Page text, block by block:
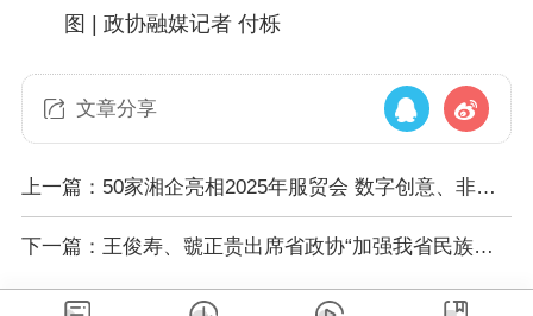
图 | 政协融媒记者 付栎
文章分享
上一篇：50家湘企亮相2025年服贸会 数字创意、非遗
创新、艾灸机器人，亮点纷呈
下一篇：王俊寿、虢正贵出席省政协“加强我省民族地